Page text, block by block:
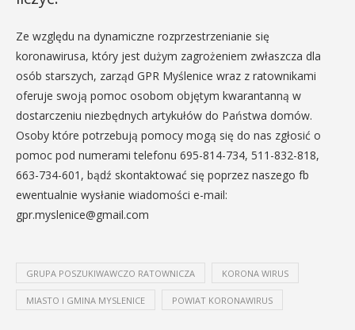
Ze względu na dynamiczne rozprzestrzenianie się
koronawirusa, który jest dużym zagrożeniem zwłaszcza dla
osób starszych, zarząd GPR Myślenice wraz z ratownikami
oferuje swoją pomoc osobom objętym kwarantanną w
dostarczeniu niezbędnych artykułów do Państwa domów.
Osoby które potrzebują pomocy mogą się do nas zgłosić o
pomoc pod numerami telefonu 695-814-734, 511-832-818,
663-734-601, bądź skontaktować się poprzez naszego fb
ewentualnie wysłanie wiadomości e-mail:
gpr.myslenice@gmail.com
GRUPA POSZUKIWAWCZO RATOWNICZA KORONA WIRUS
MIASTO I GMINA MYSLENICE POWIAT KORONAWIRUS